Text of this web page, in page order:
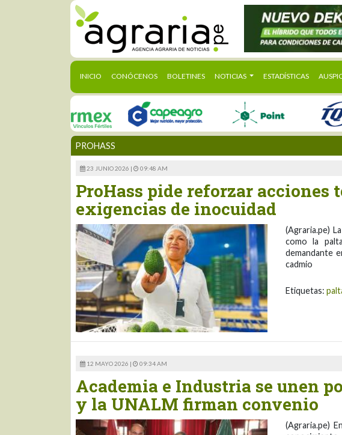
INICIO (CURRENT)
CONÓCENOS BOLETINES NOTICIAS ESTADÍSTICAS
PROHASS
23 JUNIO 2026 | 09:48 AM
ProHass pide reforzar acciones
exigencias de inocuidad
(Agraria.pe)
como la
demandante
cadmio
Etiquetas:
12 MAYO 2026 | 09:34 AM
Academia e Industria se unen
y la UNALM firman convenio
(Agraria.pe)